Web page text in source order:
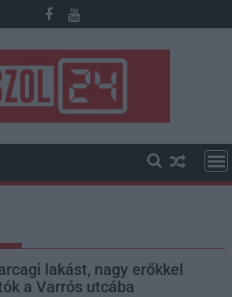
lakást, nagy erőkkel
a Varrós utcába